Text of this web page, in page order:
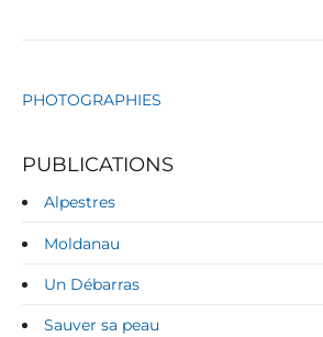
PHOTOGRAPHIES
PUBLICATIONS
Alpestres
Moldanau
Un Débarras
Sauver sa peau